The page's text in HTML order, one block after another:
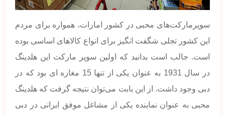
سوپرمارکت‌های محبی در کشور امارات، همواره برای مردم
این کشور تجلی شگفت انگیز برای انواع کالاهای اساسی بوده
است. جالب است بدانید که اولین سوپر مارکت این هلدینگ
در سال 1931 به عنوان یکی از تنها 15 مغازه ای بود که در
دبی وجود داشت. از این بابت می‌توان نتیجه گرفت که هلدینگ
محبی به عنوان نماینده یکی از مشاغل موفق ایرانی در دبی